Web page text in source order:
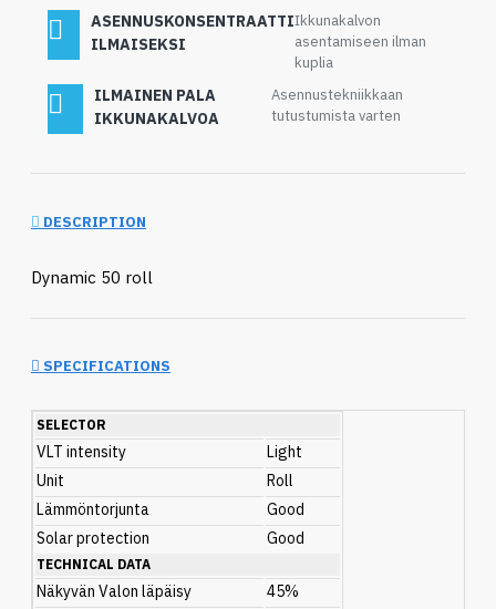
ASENNUSKONSENTRAATTI
ILMAISEKSI
Ikkunakalvon
asentamiseen ilman
kuplia
ILMAINEN PALA
IKKUNAKALVOA
Asennustekniikkaan
tutustumista varten
DESCRIPTION
Dynamic 50 roll
SPECIFICATIONS
SELECTOR
VLT intensity
Light
Unit
Roll
Lämmöntorjunta
Good
Solar protection
Good
TECHNICAL DATA
Näkyvän Valon läpäisy
45%